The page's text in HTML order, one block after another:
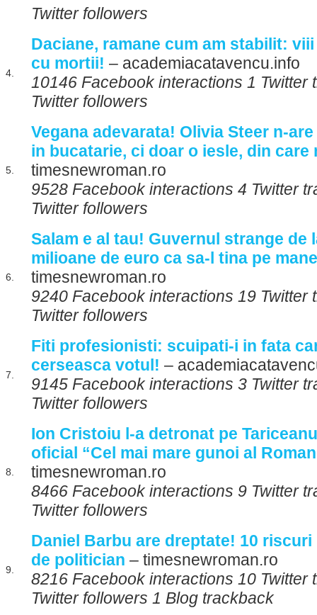
Twitter followers
4.
Daciane, ramane cum am stabilit:
cu mortii! – academiacatavencu.info
10146 Facebook interactions 1 Twitter
Twitter followers
5.
Vegana adevarata! Olivia Steer n-
in bucatarie, ci doar o iesle, din care
timesnewroman.ro
9528 Facebook interactions 4 Twitter
Twitter followers
6.
Salam e al tau! Guvernul strange de
milioane de euro ca sa-l tina pe
timesnewroman.ro
9240 Facebook interactions 19 Twitter
Twitter followers
7.
Fiti profesionisti: scuipati-i in fata
cerseasca votul! –
9145 Facebook interactions 3 Twitter
Twitter followers
8.
Ion Cristoiu l-a detronat pe
oficial “Cel mai mare gunoi al
timesnewroman.ro
8466 Facebook interactions 9 Twitter
Twitter followers
9.
Daniel Barbu are dreptate! 10 riscuri
de politician – timesnewroman.ro
8216 Facebook interactions 10 Twitter
Twitter followers 1 Blog trackback